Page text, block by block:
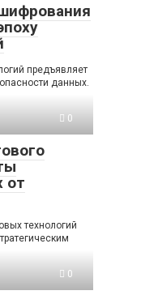
предъявляет
данных.
0
от
технологий
0